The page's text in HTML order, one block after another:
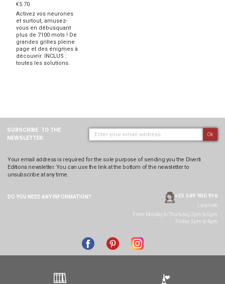
€5.70
Activez vos neurones
et surtout, amusez-
vous en débusquant
plus de 7100 mots ! De
grandes grilles pleine
page et des énigmes à
découvrir. INCLUS :
toutes les solutions.
SUBSCRIBE TO THE
NEWSLETTER:
Ok
Your email address is required for the sole purpose of sending you the Diverti
Editions newsletter. You can use the link at the bottom of the newsletter to
unsubscribe at any time.
DO YOU NEED ANY INFORMATION? +33 549 900 916
Local rate
From Monday to Thursday, 2pm to 5pm
Friday: 2pm to 4pm